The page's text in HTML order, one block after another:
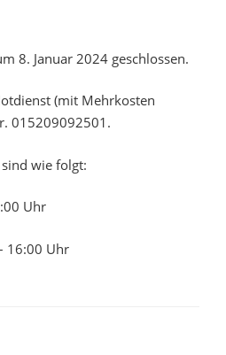
8. Januar 2024 geschlossen.
(mit Mehrkosten
015209092501.
wie folgt:
Uhr
16:00 Uhr